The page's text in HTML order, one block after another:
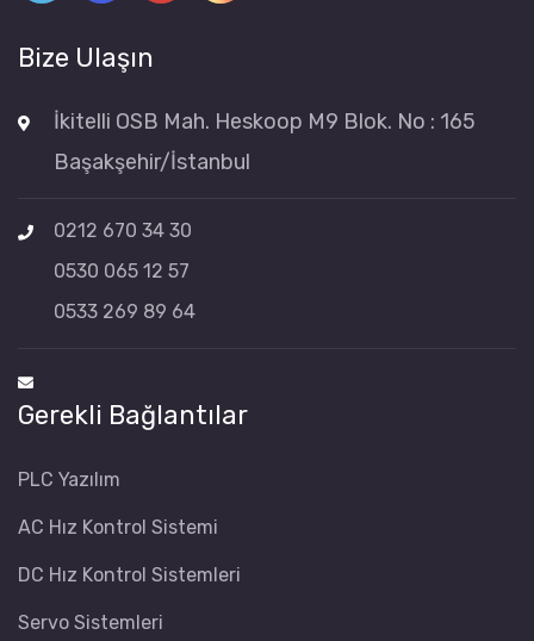
Bize Ulaşın
İkitelli OSB Mah. Heskoop M9 Blok. No : 165
Başakşehir/İstanbul
0212 670 34 30
0530 065 12 57
0533 269 89 64
Gerekli Bağlantılar
PLC Yazılım
AC Hız Kontrol Sistemi
DC Hız Kontrol Sistemleri
Servo Sistemleri